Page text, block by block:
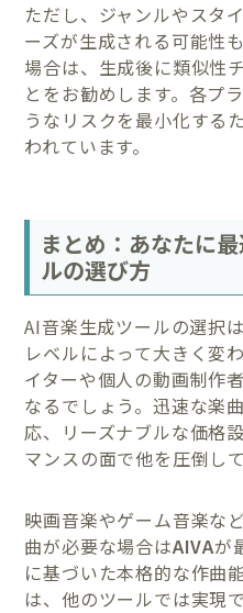
ただし、ジャンルやスタ
ーズが生成される可能性
場合は、生成後に類似性
とをお勧めします。各プ
うなリスクを最小化する
われています。
まとめ：あなたに
ルの選び方
AI音楽生成ツールの選択
レベルによって大きく変
イターや個人の動画制作
なるでしょう。迅速な楽
応、リーズナブルな価格
マンスの面で他を圧倒して
映画音楽やゲーム音楽な
曲が必要な場合はAIVAが
に基づいた本格的な作曲
は、他のツールでは実現